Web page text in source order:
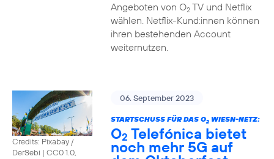
Angeboten von O2TV und Netflix
wählen. Netflix-Kund:innen können
ihren bestehenden Account
weiternutzen.
Credits: Pixabay /
DerSebi | CC0 1.0,
06. September 2023
STARTSCHUSS FÜR DAS O2WIESN-NETZ:
O2 Telefónica bietet
noch mehr 5G auf